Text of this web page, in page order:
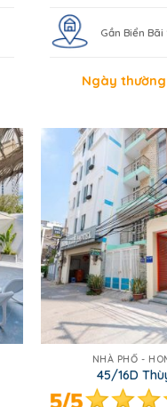
Gần Biển
Ngày
NHÀ PHỐ -
45/16D